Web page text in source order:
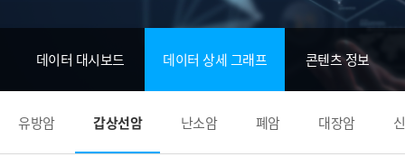
데이터 대시보드 데이터 상세 그래프 콘텐츠 정보
유방암 갑상선암 난소암 폐암 대장암